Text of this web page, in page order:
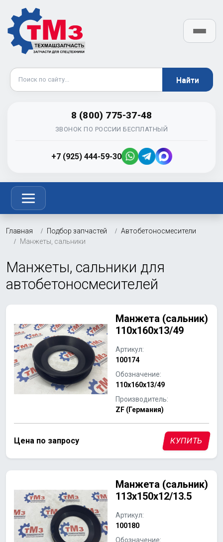
8 (800) 775-37-48
ЗВОНОК ПО РОССИИ БЕСПЛАТНЫЙ
+7 (925) 444-59-30
Главная Подбор запчастей
Автобетоносмесители
Манжеты, сальники
Манжеты, сальники для
автобетоносмесителей
Манжета (сальник)
110х160х13/49
Артикул:
100174
Обозначение:
110х160х13/49
Производитель:
ZF (Германия)
Цена по запросу КУПИТЬ
Манжета (сальник)
113x150x12/13.5
Артикул:
100180
Обозначение: